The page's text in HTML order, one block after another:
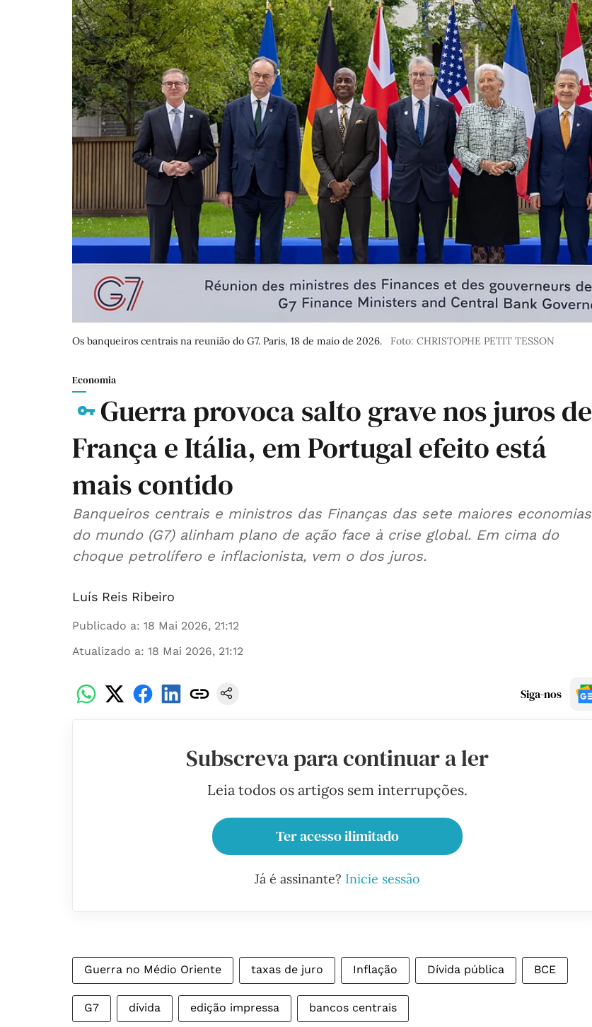
Os banqueiros centrais na reunião do G7. Paris, 18 de maio de 2026. Foto: CHRISTOPHE PETIT TESSON
Economia
Guerra provoca salto grave nos juros de
França e Itália, em Portugal efeito está
mais contido
Banqueiros centrais e ministros das Finanças das sete maiores economias
do mundo (G7) alinham plano de ação face à crise global. Em cima do
choque petrolífero e inflacionista, vem o dos juros.
Luís Reis Ribeiro
Publicado a: 18 Mai 2026, 21:12
Atualizado a: 18 Mai 2026, 21:12
Siga-nos
Subscreva para continuar a ler
Leia todos os artigos sem interrupções.
Ter acesso ilimitado
Já é assinante? Inicie sessão
Guerra no Médio Oriente taxas de juro Inflação Dívida pública BCE
G7 dívida edição impressa bancos centrais